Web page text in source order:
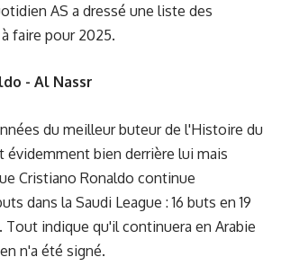
AS a dressé une liste des
faire pour 2025.
- Al Nassr
du meilleur buteur de l'Histoire du
évidemment bien derrière lui mais
Cristiano Ronaldo continue
dans la Saudi League : 16 buts en 19
Tout indique qu'il continuera en Arabie
n'a été signé.